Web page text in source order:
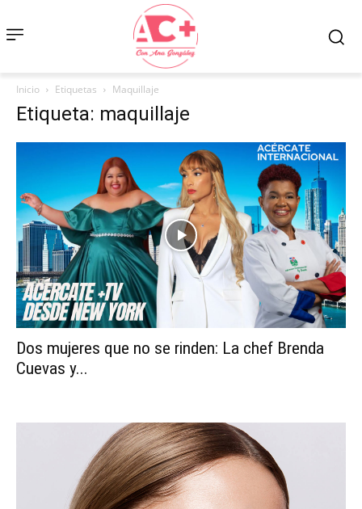
Inicio Etiquetas Maquillaje
Etiqueta: maquillaje
Dos mujeres que no se rinden: La chef Brenda
Cuevas y...